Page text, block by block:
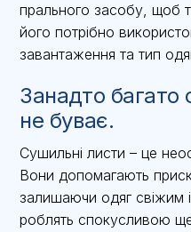
прального засобу, щоб
його потрібно
завантаження та тип
Занадто багато
не буває.
Сушильні листи – це
Вони допомагають
залишаючи одяг свіжим
роблять спокусливою